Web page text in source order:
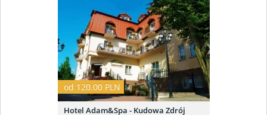
od 120.00 PLN
Hotel Adam&Spa - Kudowa Zdrój